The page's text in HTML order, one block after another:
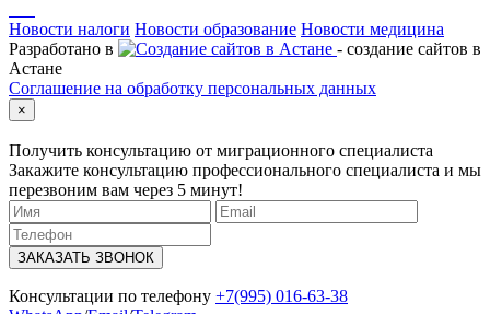
Новости налоги Новости образование Новости медицина
Разработано в
- создание сайтов в
Астане
Соглашение на обработку персональных данных
×
Получить консультацию от миграционного специалиста
Закажите консультацию профессионального специалиста и мы
перезвоним вам через 5 минут!
ЗАКАЗАТЬ ЗВОНОК
Консультации по телефону +7(995) 016-63-38